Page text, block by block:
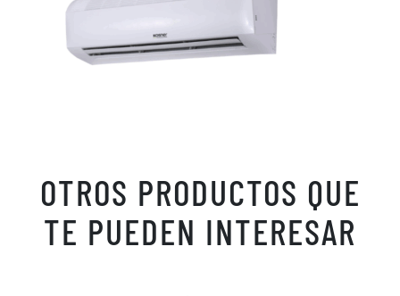
OTROS PRODUCTOS QUE
TE PUEDEN INTERESAR